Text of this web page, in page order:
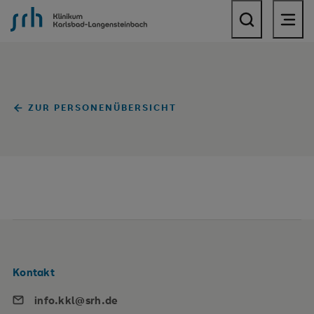
SRH Klinikum Karlsbad-Langensteinbach
ZUR PERSONENÜBERSICHT
Kontakt
info.kkl@srh.de